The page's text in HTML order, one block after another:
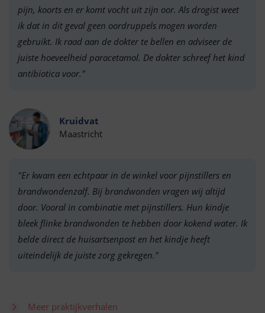
pijn, koorts en er komt vocht uit zijn oor. Als drogist weet
ik dat in dit geval geen oordruppels mogen worden
gebruikt. Ik raad aan de dokter te bellen en adviseer de
juiste hoeveelheid paracetamol. De dokter schreef het kind
antibiotica voor."
Kruidvat
Maastricht
"Er kwam een echtpaar in de winkel voor pijnstillers en
brandwondenzalf. Bij brandwonden vragen wij altijd
door. Vooral in combinatie met pijnstillers. Hun kindje
bleek flinke brandwonden te hebben door kokend water. Ik
belde direct de huisartsenpost en het kindje heeft
uiteindelijk de juiste zorg gekregen."
Meer praktijkverhalen